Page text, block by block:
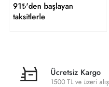
91₺'den başlayan
taksitlerle
Ücretsiz Kargo
1500 TL ve üzeri